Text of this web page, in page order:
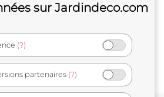
français
sur Jardindeco.com
(?)
partenaires (?)